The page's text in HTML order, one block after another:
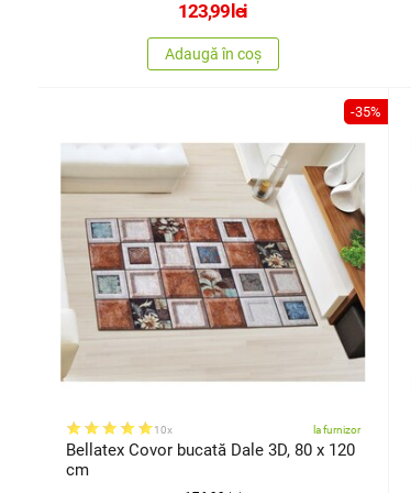
123,99 lei
Adaugă în coș
-35%
10x la furnizor
Bellatex Covor bucată Dale 3D, 80 x 120
cm